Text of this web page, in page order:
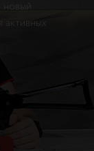
новый